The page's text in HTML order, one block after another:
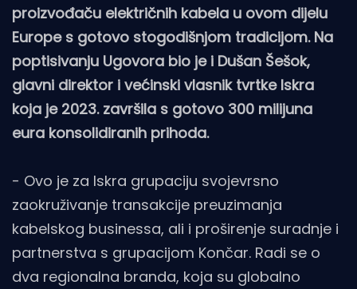
proizvođaču električnih kabela u ovom dijelu
Europe s gotovo stogodišnjom tradicijom. Na
poptisivanju Ugovora bio je i Dušan Šešok,
glavni direktor i većinski vlasnik tvrtke Iskra
koja je 2023. završila s gotovo 300 milijuna
eura konsolidiranih prihoda.
- Ovo je za Iskra grupaciju svojevrsno
zaokruživanje transakcije preuzimanja
kabelskog businessa, ali i proširenje suradnje i
partnerstva s grupacijom Končar. Radi se o
dva regionalna branda, koja su globalno